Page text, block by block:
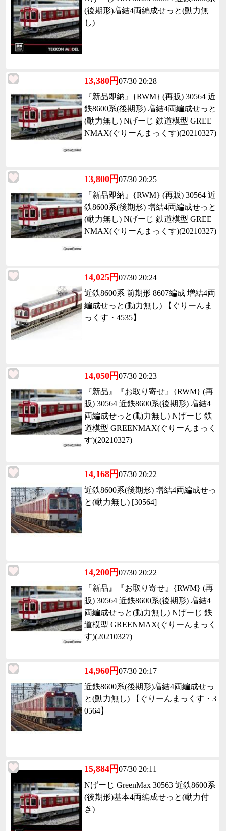
(後期形)増結4両編成せっと(動力無
し)
13,380円07/30 20:28
『新品即納』{RWM} (再販) 30564 近
鉄8600系(後期形) 増結4両編成せっと
(動力無し) Nげーじ 鉄道模型 GREE
NMAX(ぐりーんまっくす)(20210327)
13,800円07/30 20:25
『新品即納』{RWM} (再販) 30564 近
鉄8600系(後期形) 増結4両編成せっと
(動力無し) Nげーじ 鉄道模型 GREE
NMAX(ぐりーんまっくす)(20210327)
14,025円07/30 20:24
近鉄8600系 前期形 8607編成 増結4両
編成せっと(動力無し) 【ぐりーんま
っくす・4535】
14,050円07/30 20:23
『新品』『お取り寄せ』{RWM} (再
販) 30564 近鉄8600系(後期形) 増結4
両編成せっと(動力無し) Nげーじ 鉄
道模型 GREENMAX(ぐりーんまっく
す)(20210327)
14,168円07/30 20:22
近鉄8600系(後期形) 増結4両編成せっ
と(動力無し) [30564]
14,200円07/30 20:22
『新品』『お取り寄せ』{RWM} (再
販) 30564 近鉄8600系(後期形) 増結4
両編成せっと(動力無し) Nげーじ 鉄
道模型 GREENMAX(ぐりーんまっく
す)(20210327)
14,960円07/30 20:17
近鉄8600系(後期形)増結4両編成せっ
と(動力無し) 【ぐりーんまっくす・3
0564】
15,884円07/30 20:11
Nげーじ GreenMax 30563 近鉄8600系
(後期形)基本4両編成せっと(動力付
き)